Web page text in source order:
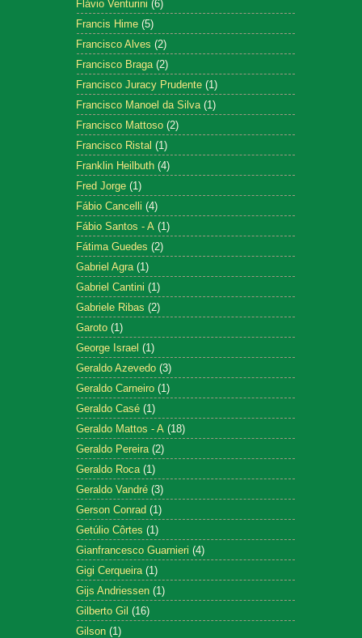
Flávio Venturini (6)
Francis Hime (5)
Francisco Alves (2)
Francisco Braga (2)
Francisco Juracy Prudente (1)
Francisco Manoel da Silva (1)
Francisco Mattoso (2)
Francisco Ristal (1)
Franklin Heilbuth (4)
Fred Jorge (1)
Fábio Cancelli (4)
Fábio Santos - A (1)
Fátima Guedes (2)
Gabriel Agra (1)
Gabriel Cantini (1)
Gabriele Ribas (2)
Garoto (1)
George Israel (1)
Geraldo Azevedo (3)
Geraldo Carneiro (1)
Geraldo Casé (1)
Geraldo Mattos - A (18)
Geraldo Pereira (2)
Geraldo Roca (1)
Geraldo Vandré (3)
Gerson Conrad (1)
Getúlio Côrtes (1)
Gianfrancesco Guarnieri (4)
Gigi Cerqueira (1)
Gijs Andriessen (1)
Gilberto Gil (16)
Gilson (1)